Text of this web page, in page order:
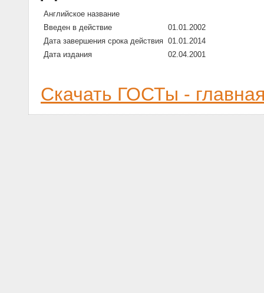
Английское название
Введен в действие
01.01.2002
Дата завершения срока действия 01.01.2014
Дата издания
02.04.2001
Скачать ГОСТы -